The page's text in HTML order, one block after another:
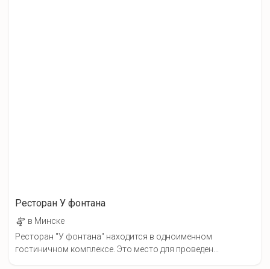
Ресторан У фонтана
в Минске
Ресторан "У фонтана" находится в одноименном
гостиничном комплексе. Это место для проведен...